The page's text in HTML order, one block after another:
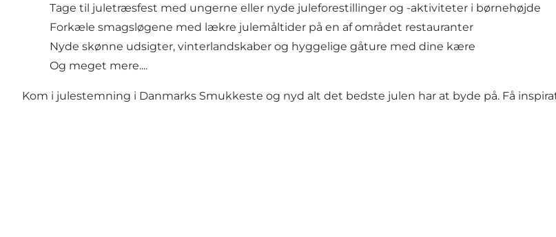
Tage til juletræsfest med ungerne eller nyde juleforestillinger og -aktiviteter i børnehøjde
Forkæle smagsløgene med lækre julemåltider på en af området restauranter
Nyde skønne udsigter, vinterlandskaber og hyggelige gåture med dine kære
Og meget mere....
Kom i julestemning i Danmarks Smukkeste og nyd alt det bedste julen har at byde på. Få